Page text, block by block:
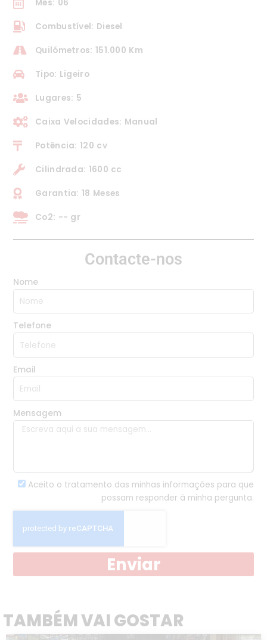
Mês: 06
Combustível: Diesel
Quilómetros: 151.000 Km
Tipo: Ligeiro
Lugares: 5
Caixa Velocidades: Manual
Potência: 120 cv
Cilindrada: 1600 cc
Garantia: 18 Meses
Co2: -- gr
Contacte-nos
Nome
Telefone
Email
Mensagem
Aceito o tratamento das minhas informações para que
possam responder à minha pergunta.
Enviar
TAMBÉM VAI GOSTAR